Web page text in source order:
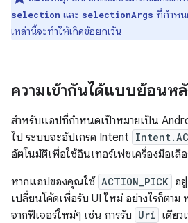
selection และ selectionArgs ที่กำหน
เหล่านี้จะทำให้เกิดข้อยกเว้น
ความเข้ากันได้แบบย้อนห
สำหรับแอปที่กำหนดเป้าหมายเป็น
ไป ระบบจะอัปเกรด Intent
อัตโนมัติเพื่อใช้อินเทอร์เฟซเครื่องมือเลื
หากแอปของคุณใช้ ACTION_PICK อ
เปลี่ยนโค้ดเพื่อรับ UI ใหม่ อย่างไรก็ตาม
จากฟีเจอร์ใหม่ๆ เช่น การรับ Uri เดีย